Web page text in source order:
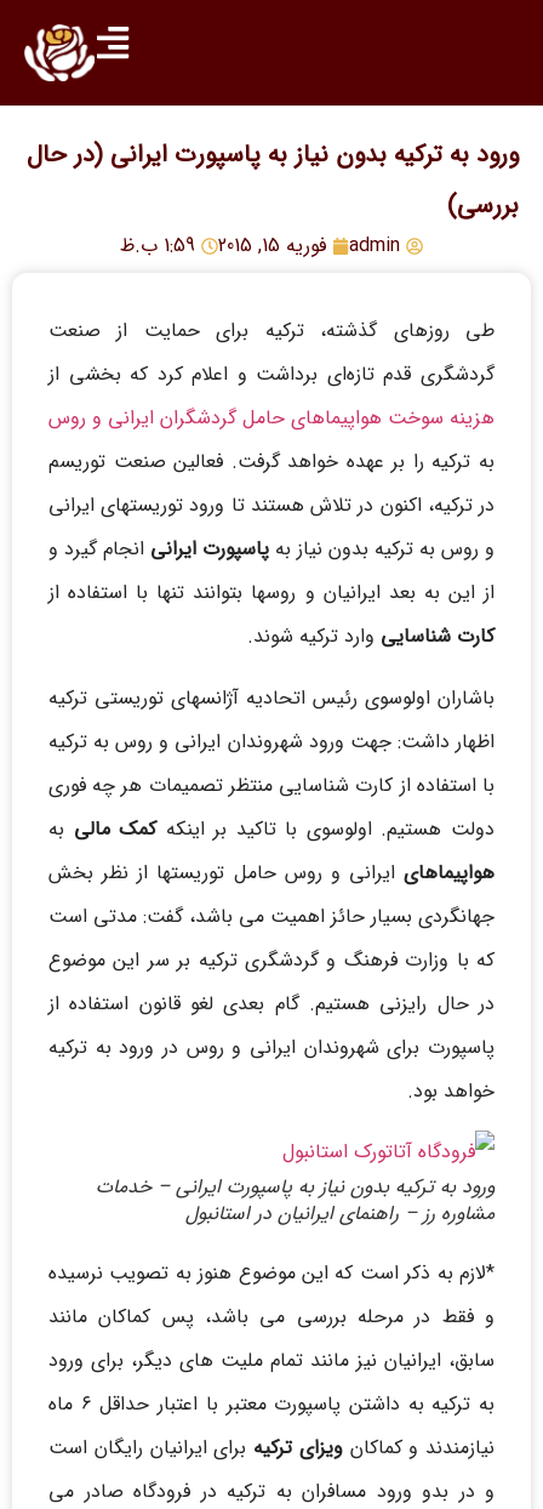
ورود به ترکیه بدون نیاز به پاسپورت ایرانی (در حال
بررسی)
admin فوریه 15, 2015 1:59 ب.ظ
طی روزهای گذشته، ترکیه برای حمایت از صنعت
گردشگری قدم تازه‌ای برداشت و اعلام کرد که بخشی از
هزینه سوخت هواپیماهای حامل گردشگران ایرانی و روس
به ترکیه را بر عهده خواهد گرفت. فعالین صنعت توریسم
در ترکیه، اکنون در تلاش هستند تا ورود توریستهای ایرانی
و روس به ترکیه بدون نیاز به پاسپورت ایرانی انجام گیرد و
از این به بعد ایرانیان و روسها بتوانند تنها با استفاده از
کارت شناسایی وارد ترکیه شوند.
باشاران اولوسوی رئیس اتحادیه آژانسهای توریستی ترکیه
اظهار داشت: جهت ورود شهروندان ایرانی و روس به ترکیه
با استفاده از کارت شناسایی منتظر تصمیمات هر چه فوری
دولت هستیم. اولوسوی با تاکید بر اینکهکمک مالی به
هواپیماهای ایرانی و روس حامل توریستها از نظر بخش
جهانگردی بسیار حائز اهمیت می باشد، گفت: مدتی است
که با وزارت فرهنگ و گردشگری ترکیه بر سر این موضوع
در حال رایزنی هستیم. گام بعدی لغو قانون استفاده از
پاسپورت برای شهروندان ایرانی و روس در ورود به ترکیه
خواهد بود.
ورود به ترکیه بدون نیاز به پاسپورت ایرانی – خدمات
مشاوره رز – راهنمای ایرانیان در استانبول
*لازم به ذکر است که این موضوع هنوز به تصویب نرسیده
و فقط در مرحله بررسی می باشد، پس کماکان مانند
سابق، ایرانیان نیز مانند تمام ملیت های دیگر، برای ورود
به ترکیه به داشتن پاسپورت معتبر با اعتبار حداقل ۶ ماه
نیازمندند و کماکانویزای ترکیه برای ایرانیان رایگان است
و در بدو ورود مسافران به ترکیه در فرودگاه صادر می